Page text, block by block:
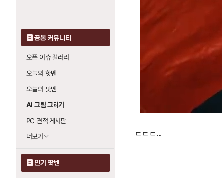
공통 커뮤니티
오픈 이슈 갤러리
오늘의 핫벤
오늘의 팟벤
AI 그림 그리기
PC 견적 게시판
더보기
인기 팟벤
ㄷㄷㄷ...